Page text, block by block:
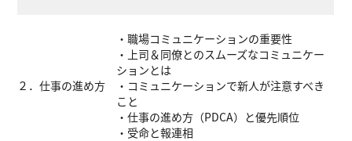
２．仕事の進め方
・職場コミュニケーションの重要性
・上司＆同僚とのスムーズなコミュニケー
ションとは
・コミュニケーションで新人が注意すべき
こと
・仕事の進め方（PDCA）と優先順位
・受命と報連相